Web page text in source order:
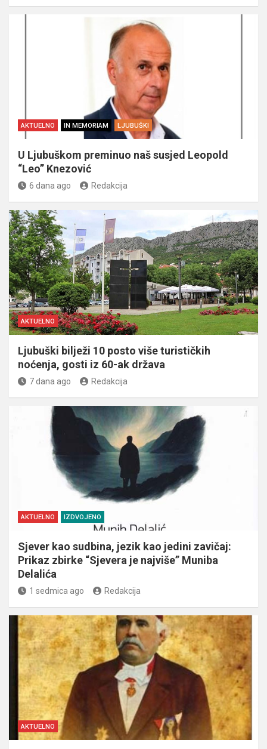
AKTUELNO IN MEMORIAM LJUBUŠKI
U Ljubuškom preminuo naš susjed Leopold
“Leo” Knezović
6 dana ago Redakcija
AKTUELNO
Ljubuški bilježi 10 posto više turističkih
noćenja, gosti iz 60-ak država
7 dana ago Redakcija
AKTUELNO IZDVOJENO
Sjever kao sudbina, jezik kao jedini zavičaj:
Prikaz zbirke “Sjevera je najviše” Muniba
Delalića
1 sedmica ago Redakcija
AKTUELNO